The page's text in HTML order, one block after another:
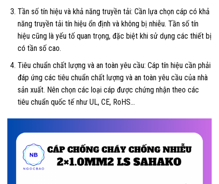
Tần số tín hiệu và khả năng truyền tải: Cần lựa chọn cáp có khả
năng truyền tải tín hiệu ổn định và không bị nhiễu. Tần số tín
hiệu cũng là yếu tố quan trọng, đặc biệt khi sử dụng các thiết bị
có tần số cao.
Tiêu chuẩn chất lượng và an toàn yêu cầu: Cáp tín hiệu cần phải
đáp ứng các tiêu chuẩn chất lượng và an toàn yêu cầu của nhà
sản xuất. Nên chọn các loại cáp được chứng nhận theo các
tiêu chuẩn quốc tế như UL, CE, RoHS…